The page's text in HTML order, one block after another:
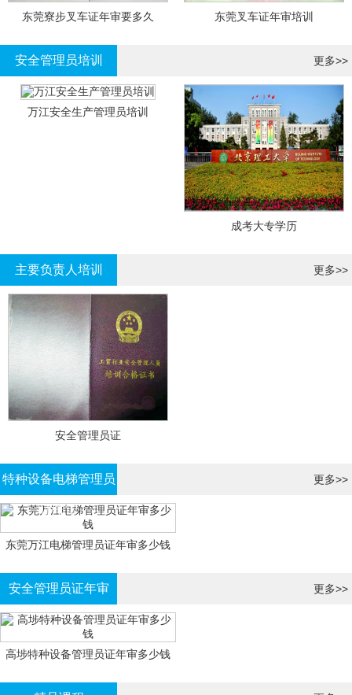
东莞寮步叉车证年审要多久 东莞叉车证年审培训
安全管理员培训 更多>>
万江安全生产管理员培训
成考大专学历
主要负责人培训 更多>>
安全管理员证
特种设备电梯管理员
证年审
更多>>
东莞万江电梯管理员证年审多少钱
安全管理员证年审 更多>>
高埗特种设备管理员证年审多少钱